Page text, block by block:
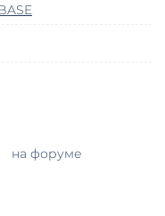
на форуме